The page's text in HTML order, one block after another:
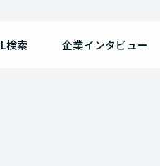
検索 企業インタビュー